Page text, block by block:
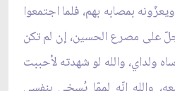
بمصابه بهم، فلما اجتمعوا
على مصرع الحسين، إن لم تكن
ولداي، والله لو شهدته لأحببت